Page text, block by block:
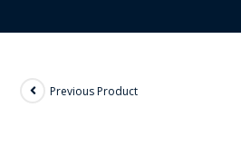
Previous Product